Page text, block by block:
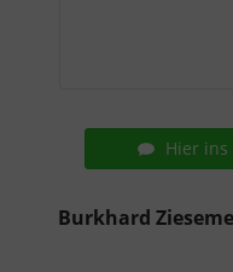
Hier
Burkhard